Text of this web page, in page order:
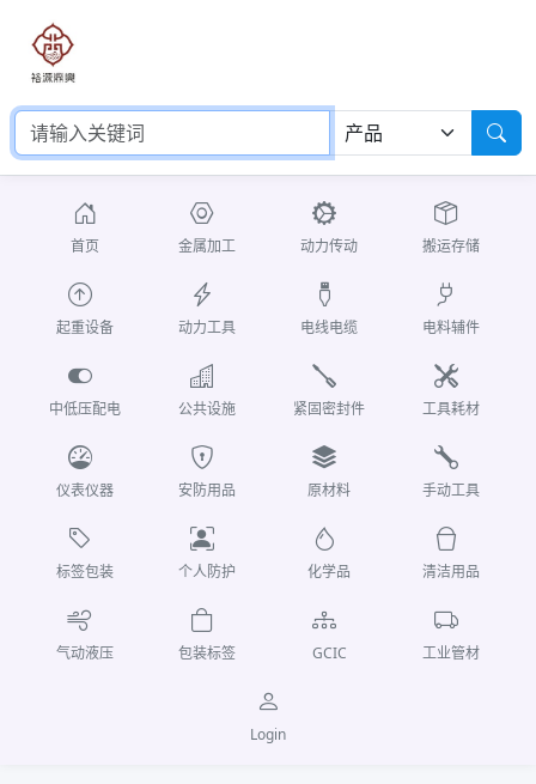
首页 金属加工 动力传动 搬运存储
起重设备 动力工具 电线电缆 电料辅件
中低压配电 公共设施 紧固密封件 工具耗材
仪表仪器 安防用品 原材料 手动工具
标签包装 个人防护 化学品 清洁用品
气动液压 包装标签 GCIC 工业管材
Login